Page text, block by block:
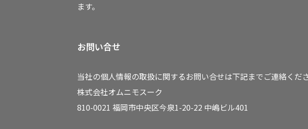
ます。
お問い合せ
当社の個人情報の取扱に関するお問い合せは下記までご連絡くださ
株式会社オムニモスーク
810-0021 福岡市中央区今泉1-20-22 中嶋ビル401